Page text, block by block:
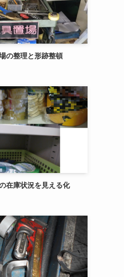
の整理と形跡整頓
在庫状況を見える化